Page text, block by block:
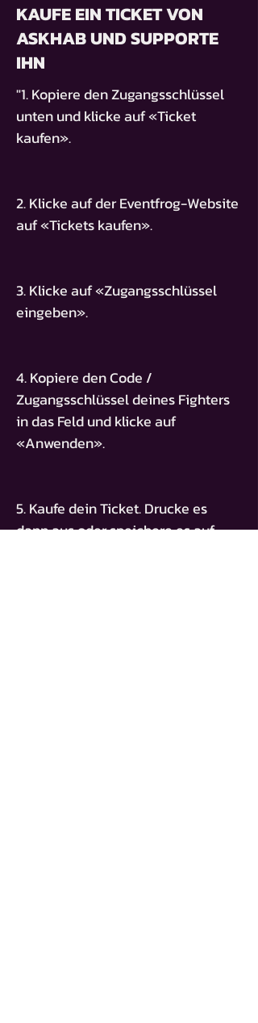
KAUFE EIN TICKET VON
ASKHAB UND SUPPORTE
IHN
"1. Kopiere den Zugangsschlüssel
unten und klicke auf «Ticket
kaufen».
2. Klicke auf der Eventfrog-Website
auf «Tickets kaufen».
3. Klicke auf «Zugangsschlüssel
eingeben».
4. Kopiere den Code /
Zugangsschlüssel deines Fighters
in das Feld und klicke auf
«Anwenden».
5. Kaufe dein Ticket. Drucke es
dann aus oder speichere es auf